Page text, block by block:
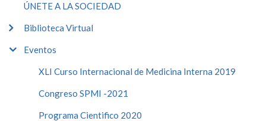
ÚNETE A LA SOCIEDAD
Biblioteca Virtual
Eventos
XLI Curso Internacional de Medicina Interna 2019
Congreso SPMI -2021
Programa Cientifico 2020